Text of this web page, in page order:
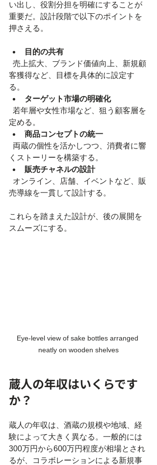
い出し、役割分担を明確にすることが
重要だ。設計段階で以下のポイントを
押さえる。
目的の共有
客獲得など、目標を具体的に設定す
る。
ターゲット市場の明確化
定める。
商品コンセプトの統一
くストーリーを構築する。
販売チャネルの設計
売導線を一貫して設計する。
これらを踏まえた設計が、後の展開を
スムーズにする。
Eye-level view of sake bottles arranged
neatly on wooden shelves
蔵人の年収はいくらです
か？
蔵人の年収は、酒蔵の規模や地域、経
験によって大きく異なる。一般的には
300万円から600万円程度が相場とされ
るが、コラボレーションによる新規事